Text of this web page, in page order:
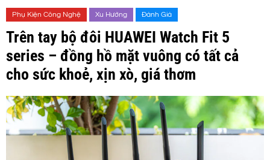
Phụ Kiện Công Nghệ Xu Hướng Đánh Giá
Trên tay bộ đôi HUAWEI Watch Fit 5
series – đồng hồ mặt vuông có tất cả
cho sức khoẻ, xịn xò, giá thơm